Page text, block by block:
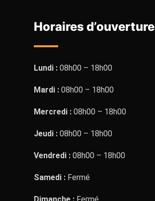
Horaires d’ouverture
Lundi : 08h00 – 18h00
Mardi : 08h00 – 18h00
Mercredi : 08h00 – 18h00
Jeudi : 08h00 – 18h00
Vendredi : 08h00 – 18h00
Samedi : Fermé